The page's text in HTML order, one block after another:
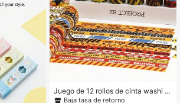
Juego de 12 rollos de cinta washi d
e advertencia, cinta decorativa con
Baja tasa de retorno